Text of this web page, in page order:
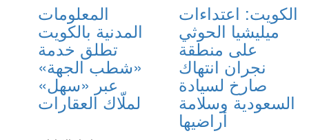
المعلومات
المدنية بالكويت
تطلق خدمة
«شطب الجهة»
عبر «سهل»
لملّاك العقارات
الكويت: اعتداءات
ميليشيا الحوثي
على منطقة
نجران انتهاك
صارخ لسيادة
السعودية وسلامة
أراضيها